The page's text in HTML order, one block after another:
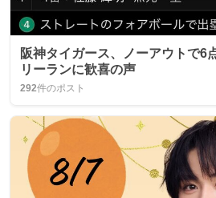
阪神タイガース、ノーアウトで6
リーランに歓喜の声
292件のポスト